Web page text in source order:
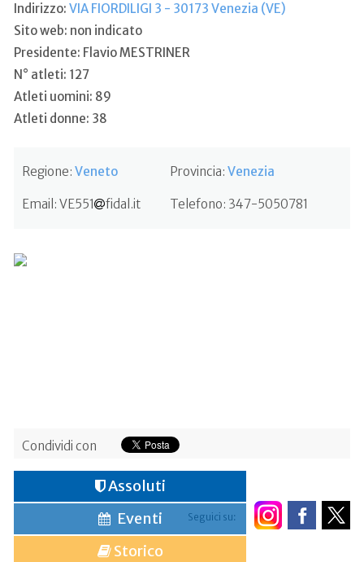
Indirizzo: VIA FIORDILIGI 3 - 30173 Venezia (VE)
Sito web: non indicato
Presidente: Flavio MESTRINER
N° atleti: 127
Atleti uomini: 89
Atleti donne: 38
Regione: Veneto Provincia: Venezia
Email: VE551 fidal.it Telefono: 347-5050781
Condividi con
Seguici su:
Assoluti
Eventi
Storico